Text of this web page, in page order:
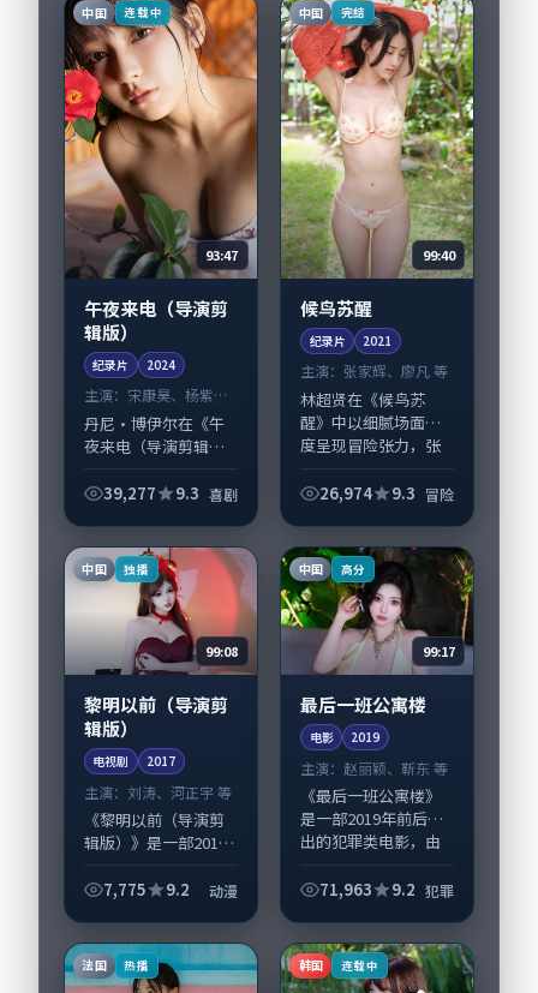
中国 连载中
93:47
午夜来电（导演剪
辑版）
纪录片 2024
主演： 宋康昊、杨紫琼
等
丹尼·博伊尔在《午
夜来电（导演剪辑
调度呈现喜剧张力，
片拍摄及后期主要在
中国台湾完成制作协
39,277 9.3 喜剧
中国 完结
99:40
候鸟苏醒
纪录片 2021
主演： 张家辉、廖凡 等
林超贤在《候鸟苏
醒》中以细腻场面调
度呈现冒险张力，张
演层次丰富。影片拍
2021-06-17...
26,974 9.3 冒险
中国 独播
99:08
黎明以前（导演剪
辑版）
电视剧 2017
主演： 刘涛、河正宇 等
《黎明以前（导演剪
辑版）》是一部2017
电视剧，由丹尼·博
演员亦参与重要戏
份。故事围绕当代...
7,775 9.2 动漫
中国 高分
99:17
最后一班公寓楼
电影 2019
主演： 赵丽颖、靳东 等
《最后一班公寓楼》
是一部2019年前后推
出的犯罪类电影，由
赵丽颖、靳东，齐
绕当代都市中的抉...
71,963 9.2 犯罪
法国 热播 韩国 连载中